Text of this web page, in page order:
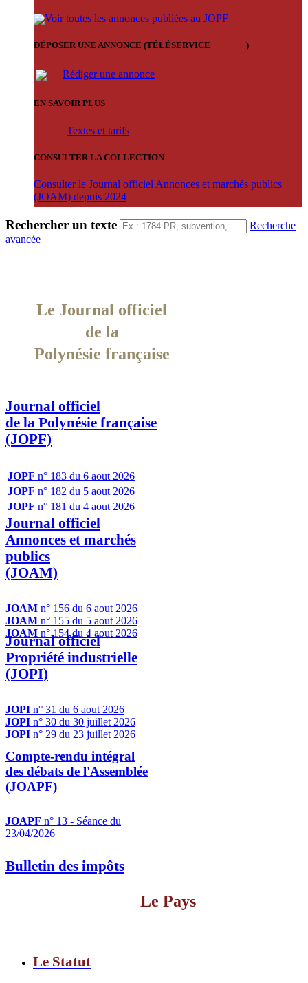
Voir toutes les annonces publiées au JOPF
DÉPOSER UNE ANNONCE (TÉLÉSERVICE )
Rédiger une annonce
EN SAVOIR PLUS
Textes et tarifs
CONSULTER LA COLLECTION
Consulter le Journal officiel Annonces et marchés publics
(JOAM) depuis 2024
Rechercher un texte
Recherche
avancée
Le Journal officiel
de la
Polynésie française
Journal officiel
de la Polynésie française
(JOPF)
JOPF n° 183 du 6 aout 2026
JOPF n° 182 du 5 aout 2026
JOPF n° 181 du 4 aout 2026
Journal officiel
Annonces et marchés
publics
(JOAM)
JOAM n° 156 du 6 aout 2026
JOAM n° 155 du 5 aout 2026
JOAM n° 154 du 4 aout 2026
Journal officiel
Propriété industrielle
(JOPI)
JOPI n° 31 du 6 aout 2026
JOPI n° 30 du 30 juillet 2026
JOPI n° 29 du 23 juillet 2026
Compte-rendu intégral
des débats de l'Assemblée
(JOAPF)
JOAPF n° 13 - Séance du
23/04/2026
Bulletin des impôts
Le Pays
Le Statut